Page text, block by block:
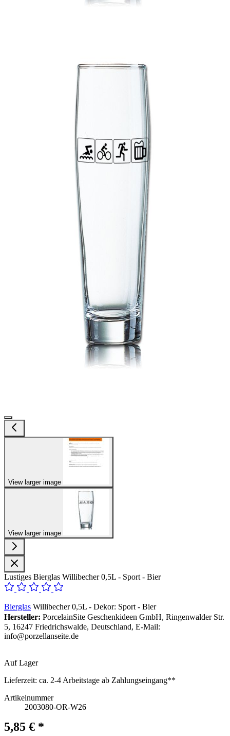
View larger image
View larger image
Lustiges Bierglas Willibecher 0,5L - Sport - Bier
Bierglas Willibecher 0,5L - Dekor: Sport - Bier
Hersteller: PorcelainSite Geschenkideen GmbH, Ringenwalder Str.
5, 16247 Friedrichswalde, Deutschland, E-Mail:
info@porzellanseite.de
Auf Lager
Lieferzeit: ca. 2-4 Arbeitstage ab Zahlungseingang**
Artikelnummer
2003080-OR-W26
5,85 € *